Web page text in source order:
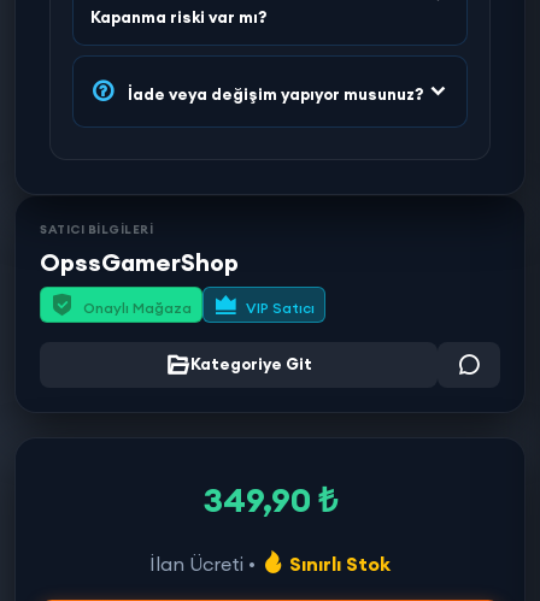
Kapanma riski var mı?
İade veya değişim yapıyor musunuz?
SATICI BİLGİLERİ
OpssGamerShop
Onaylı Mağaza VIP Satıcı
Kategoriye Git
349,90 ₺
İlan Ücreti • Sınırlı Stok